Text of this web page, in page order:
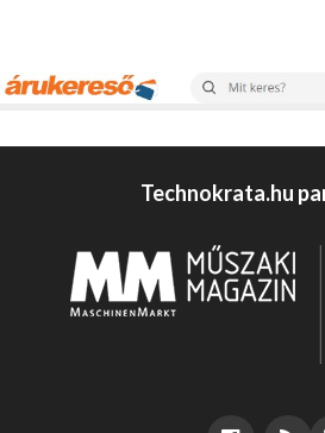
Technokrata.hu